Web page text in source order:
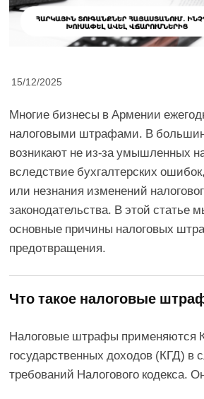
15/12/2025
Многие бизнесы в Армении
налоговыми штрафами. В
возникают не из-за умышленных
вследствие бухгалтерских
или незнания изменений
законодательства. В этой статье
основные причины налоговых
предотвращения.
Что такое налоговые
Налоговые штрафы применяются
государственных доходов (КГД) в
требований Налогового кодекса.